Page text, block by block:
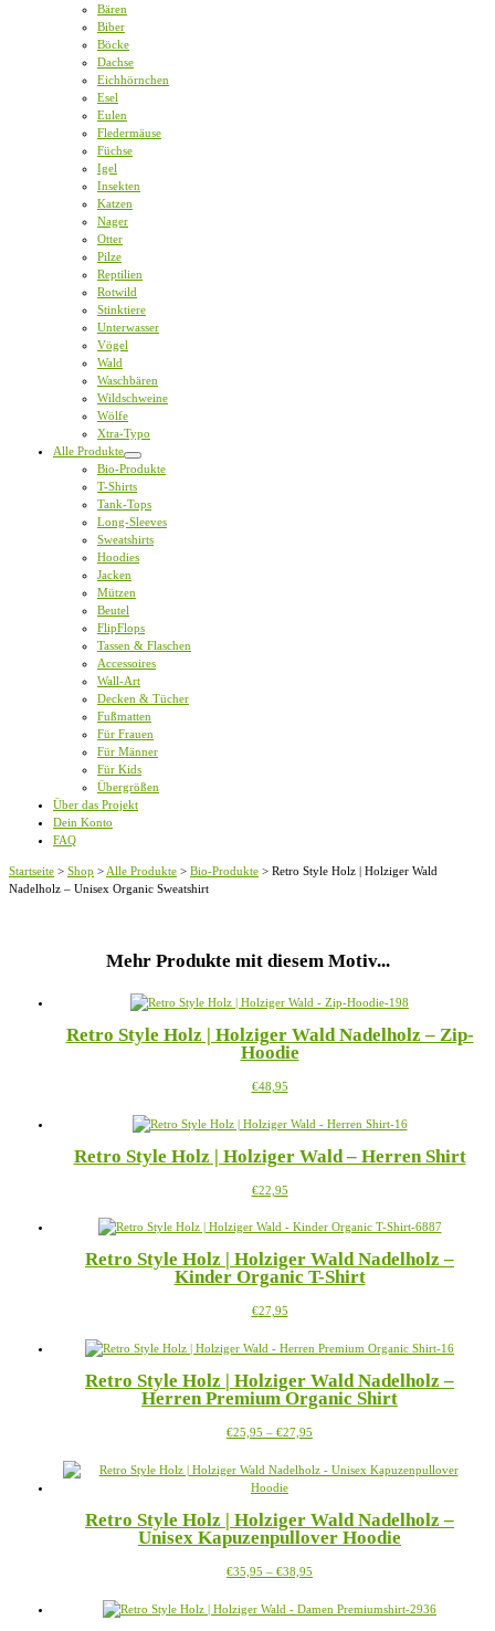
Bären
Biber
Böcke
Dachse
Eichhörnchen
Esel
Eulen
Fledermäuse
Füchse
Igel
Insekten
Katzen
Nager
Otter
Pilze
Reptilien
Rotwild
Stinktiere
Unterwasser
Vögel
Wald
Waschbären
Wildschweine
Wölfe
Xtra-Typo
Alle Produkte
Bio-Produkte
T-Shirts
Tank-Tops
Long-Sleeves
Sweatshirts
Hoodies
Jacken
Mützen
Beutel
FlipFlops
Tassen & Flaschen
Accessoires
Wall-Art
Decken & Tücher
Fußmatten
Für Frauen
Für Männer
Für Kids
Übergrößen
Über das Projekt
Dein Konto
FAQ
Startseite > Shop > Alle Produkte > Bio-Produkte > Retro Style Holz | Holziger Wald
Nadelholz – Unisex Organic Sweatshirt
Mehr Produkte mit diesem Motiv...
Retro Style Holz | Holziger Wald Nadelholz – Zip-
Hoodie
€48,95Dieses
weist
Varianten
Die
können
der
Produktseite
werden
Retro Style Holz | Holziger Wald – Herren Shirt
€22,95Dieses
weist
Varianten
auf.
Optionen
auf
Produktseite
gewählt
Retro Style Holz | Holziger Wald Nadelholz –
Kinder Organic T-Shirt
€27,95Dieses
weist
Varianten
auf.
Optionen
auf
der
gewählt
werden
Retro Style Holz | Holziger Wald Nadelholz –
Herren Premium Organic Shirt
€25,95 – €27,95
bis
weist
auf.
Die
der
Retro Style Holz | Holziger Wald Nadelholz –
Unisex Kapuzenpullover Hoodie
€35,95 – €38,95
bis
weist